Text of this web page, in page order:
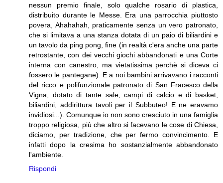
nessun premio finale, solo qualche rosario di plastica,
distribuito durante le Messe. Era una parrocchia piuttosto
povera, Ahahahah, praticamente senza un vero patronato,
che si limitava a una stanza dotata di un paio di biliardini e
un tavolo da ping pong, fine (in realtà c'era anche una parte
retrostante, con dei vecchi giochi abbandonati e una Corte
interna con canestro, ma vietatissima perchè si diceva ci
fossero le pantegane). E a noi bambini arrivavano i racconti
del ricco e polifunzionale patronato di San Fracesco della
Vigna, dotato di tante sale, campi di calcio e di basket,
biliardini, addirittura tavoli per il Subbuteo! E ne eravamo
invidiosi...). Comunque io non sono cresciuto in una famiglia
troppo religiosa, più che altro si facevano le cose di Chiesa,
diciamo, per tradizione, che per fermo convincimento. E
infatti dopo la cresima ho sostanzialmente abbandonato
l'ambiente.
Rispondi